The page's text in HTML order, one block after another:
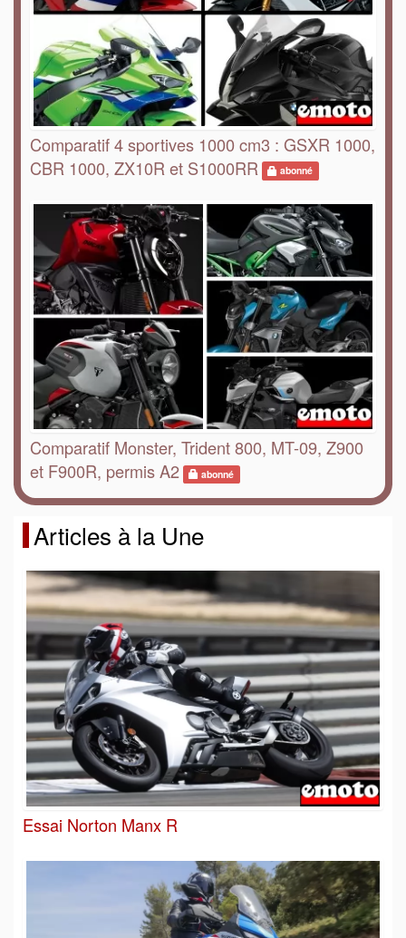
Comparatif 4 sportives 1000 cm3 : GSXR 1000,
CBR 1000, ZX10R et S1000RR
abonné
Comparatif Monster, Trident 800, MT-09, Z900
et F900R, permis A2
abonné
Articles à la Une
Essai Norton Manx R